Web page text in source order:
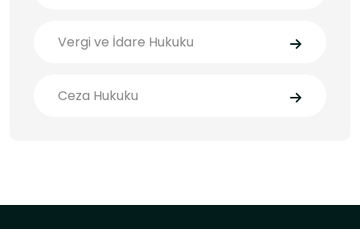
Vergi ve İdare Hukuku
Ceza Hukuku